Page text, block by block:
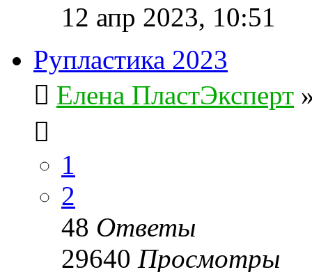
12 апр 2023, 10:51
Рупластика 2023
Елена ПластЭксперт
1
2
48 Ответы
29640 Просмотры